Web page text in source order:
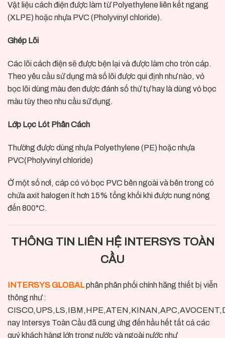
Vật liệu cách điện được làm từ Polyethylene liên kết ngang
(XLPE) hoặc nhựa PVC (Pholyvinyl chloride).
Ghép Lõi
Các lõi cách điện sẽ được bện lại và được làm cho tròn cáp.
Theo yêu cầu sử dụng mà số lõi được qui định như nào, vỏ
bọc lõi dùng màu đen được đánh số thứ tự hay là dùng vỏ bọc
màu tùy theo nhu cầu sử dụng.
Lớp Lọc Lót Phân Cách
Thường được dùng nhựa Polyethylene (PE) hoặc nhựa
PVC(Pholyvinyl chloride)
Ở một số nơi, cáp có vỏ bọc PVC bên ngoài và bên trong có
chứa axit halogen ít hơn 15% tổng khối khi được nung nóng
đến 800°C.
THÔNG TIN LIÊN HỆ INTERSYS TOÀN
CẦU
INTERSYS GLOBALphân phân phối chính hãng thiết bị viễn
thông như :
nay Intersys Toàn Cầu đã cung ứng đến hầu hết tất cả các
quý khách hàng lớn trong nước và ngoài nước như